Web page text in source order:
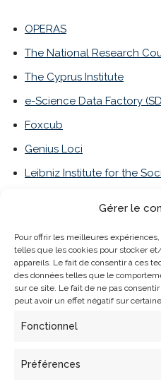
Gérer le
Pour offrir les meilleures
telles que les cookies pour stocker
appareils. Le fait de consentir à ces
des données telles que le
sur ce site. Le fait de ne pas
peut avoir un effet négatif sur
Fonctionnel
Préférences
OPERAS
The National Research
The Cyprus Institute
e-Science Data Factory
Foxcub
Genius Loci
Leibniz Institute for the
Sciences (IBL-PAN)
Industry Commons
Royal Royal Netherlands
Sciences(KNAW )
KU Leuven
Net7